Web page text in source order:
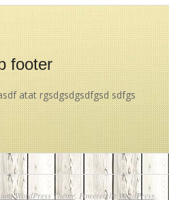
footer
atat rgsdgsdgsdfgsd sdfgs
WordPress Theme. Powered byWordPress.